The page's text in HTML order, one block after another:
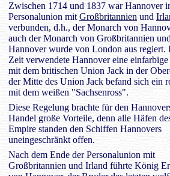
Zwischen 1714 und 1837 war Hannover
Personalunion mit Großbritannien und
verbunden, d.h., der Monarch von
auch der Monarch von Großbritannien
Hannover wurde von London aus regiert.
Zeit verwendete Hannover eine
mit dem britischen Union Jack in der
der Mitte des Union Jack befand sich ein
mit dem weißen "Sachsenross".
Diese Regelung brachte für den
Handel große Vorteile, denn alle Häfen
Empire standen den Schiffen Hannovers
uneingeschränkt offen.
Nach dem Ende der Personalunion mit
Großbritannien und Irland führte König